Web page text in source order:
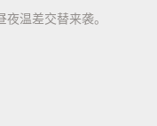
夜温差交替来袭。